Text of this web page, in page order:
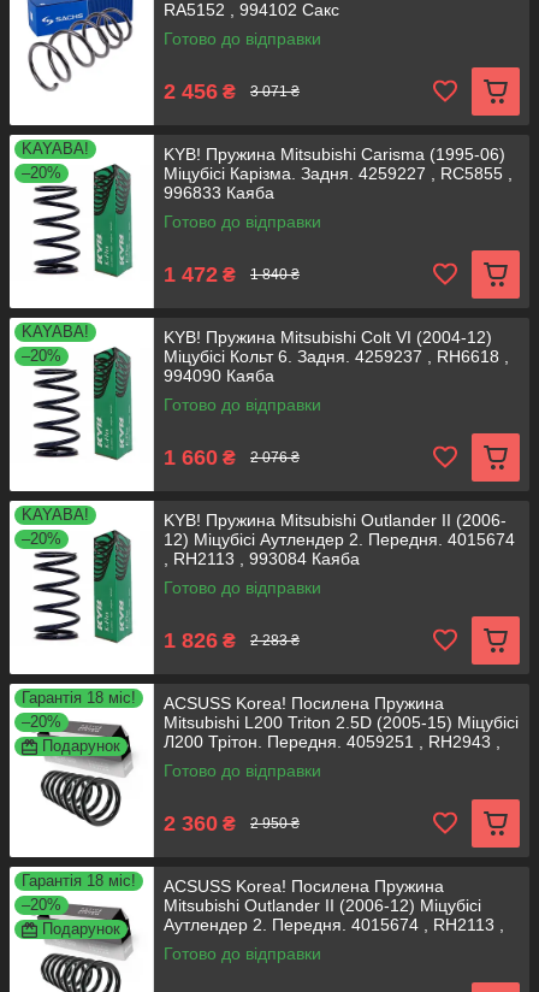
RA5152 , 994102 Сакс
Готово до відправки
2 456 ₴ 3 071 ₴
KAYABA!
–20%
KYB! Пружина Mitsubishi Carisma (1995-06)
Міцубісі Карізма. Задня. 4259227 , RC5855 ,
996833 Каяба
Готово до відправки
1 472 ₴ 1 840 ₴
KAYABA!
–20%
KYB! Пружина Mitsubishi Colt VI (2004-12)
Міцубісі Кольт 6. Задня. 4259237 , RH6618 ,
994090 Каяба
Готово до відправки
1 660 ₴ 2 076 ₴
KAYABA!
–20%
KYB! Пружина Mitsubishi Outlander II (2006-
12) Міцубісі Аутлендер 2. Передня. 4015674
, RH2113 , 993084 Каяба
Готово до відправки
1 826 ₴ 2 283 ₴
Гарантія 18 міс!
–20%
Подарунок
ACSUSS Korea! Посилена Пружина
Mitsubishi L200 Triton 2.5D (2005-15) Міцубісі
Л200 Трітон. Передня. 4059251 , RH2943 ,
998676
Готово до відправки
2 360 ₴ 2 950 ₴
Гарантія 18 міс!
–20%
Подарунок
ACSUSS Korea! Посилена Пружина
Mitsubishi Outlander II (2006-12) Міцубісі
Аутлендер 2. Передня. 4015674 , RH2113 ,
993084 Аксусс
Готово до відправки